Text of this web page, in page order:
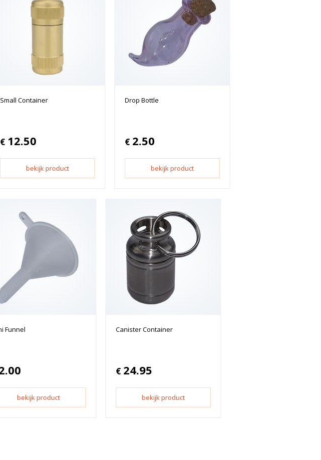
Small Container
€ 12.50
bekijk product
Drop Bottle
€ 2.50
bekijk product
Funnel
bekijk product
Canister Container
€ 24.95
bekijk product